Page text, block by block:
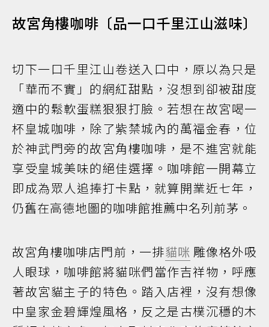
故宮角樓咖啡〔品一口千里江山滋味〕
切下一口千里江山卷送入口中，原以為只是
「華而不實」的網紅甜點，沒想到卻被甜度
適中的鬆軟蛋糕狠狠打臉。若想在故宮喝一
杯皇城咖啡，除了紫禁城內的萬福金春，位
於神武門旁的故宮角樓咖啡，是不進宮就能
享受皇城美味的絕佳選擇。咖啡館一開幕立
即成為眾人追捧打卡點，就算開業近七年，
仍舊在高德地圖的咖啡館推薦中名列前茅。
故宮角樓咖啡店門前，一排貓咪 雕像格外吸
人眼球，咖啡館將貓咪們當作吉祥物，呼應
著故宮貓主子的特色。踏入店裡，沒有想像
中皇家金碧輝煌風格，反之是古樸沉穩的木